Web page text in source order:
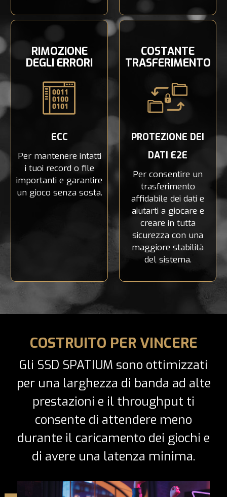
RIMOZIONE
DEGLI ERRORI
ECC
Per mantenere intatti
i tuoi record o file
importanti e garantire
un gioco senza sosta.
COSTANTE
TRASFERIMENTO
PROTEZIONE DEI
DATI E2E
Per consentire un
trasferimento
affidabile dei dati e
aiutarti a giocare e
creare in tutta
sicurezza con una
maggiore stabilità
del sistema.
COSTRUITO PER VINCERE
Gli SSD SPATIUM sono ottimizzati
per una larghezza di banda ad alte
prestazioni e il throughput ti
consente di attendere meno
durante il caricamento dei giochi e
di avere una latenza minima.